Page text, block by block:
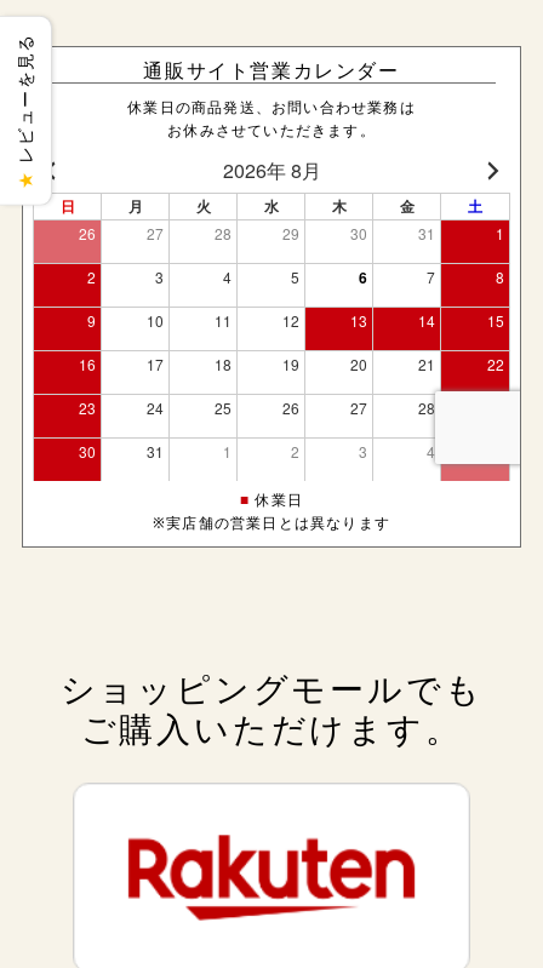
通販サイト営業カレンダー
休業日の商品発送、お問い合わせ業務は
お休みさせていただきます。
■ 休業日
※実店舗の営業日とは異なります
ショッピングモールでも
ご購入いただけます。
★
レビューを見る